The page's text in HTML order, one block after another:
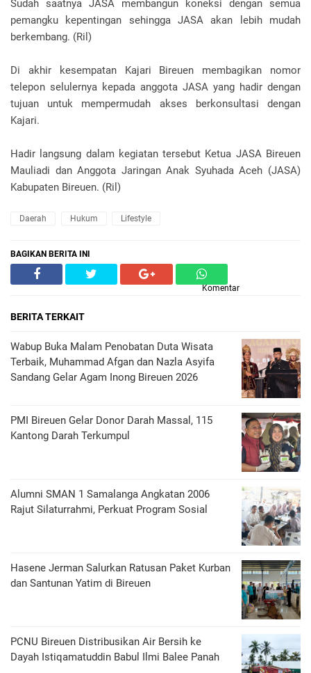
Sudah saatnya JASA membangun koneksi dengan semua
pemangku kepentingan sehingga JASA akan lebih mudah
berkembang. (Ril)
Di akhir kesempatan Kajari Bireuen membagikan nomor
telepon selulernya kepada anggota JASA yang hadir dengan
tujuan untuk mempermudah akses berkonsultasi dengan
Kajari.
Hadir langsung dalam kegiatan tersebut Ketua JASA Bireuen
Mauliadi dan Anggota Jaringan Anak Syuhada Aceh (JASA)
Kabupaten Bireuen. (Ril)
Daerah Hukum Lifestyle
BAGIKAN BERITA INI
Komentar
BERITA TERKAIT
Wabup Buka Malam Penobatan Duta Wisata
Terbaik, Muhammad Afgan dan Nazla Asyifa
Sandang Gelar Agam Inong Bireuen 2026
PMI Bireuen Gelar Donor Darah Massal, 115
Kantong Darah Terkumpul
Alumni SMAN 1 Samalanga Angkatan 2006
Rajut Silaturrahmi, Perkuat Program Sosial
Hasene Jerman Salurkan Ratusan Paket Kurban
dan Santunan Yatim di Bireuen
PCNU Bireuen Distribusikan Air Bersih ke
Dayah Istiqamatuddin Babul Ilmi Balee Panah